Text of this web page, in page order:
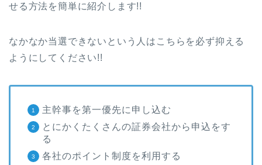
せる方法を簡単に紹介します!!
なかなか当選できないという人はこちらを必ず抑える
ようにしてください!!
主幹事を第一優先に申し込む
とにかくたくさんの証券会社から申込をす
る
各社のポイント制度を利用する